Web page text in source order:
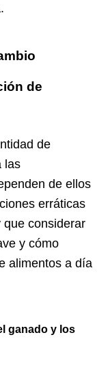
de
de
las
de ellos
erráticas
que considerar
y cómo
alimentos a día
ganado y los